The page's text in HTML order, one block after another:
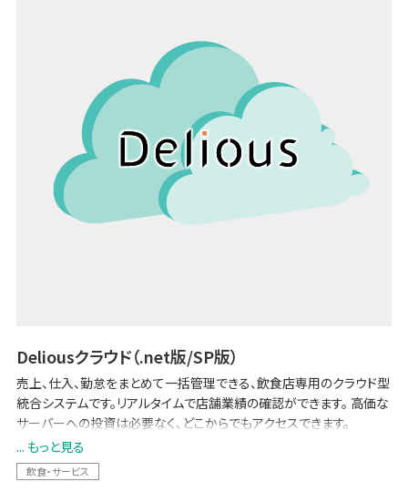
Deliousクラウド（.net版/SP版）
売上、仕入、勤怠をまとめて一括管理できる、飲食店専用のクラウド型
統合システムです。リアルタイムで店舗業績の確認ができます。 高価な
サーバーへの投資は必要なく、どこからでもアクセスできます。
【2024 改刷・新紙幣対応】
... もっと見る
飲食・サービス